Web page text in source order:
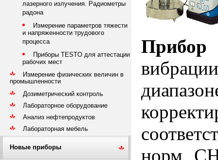
лазерного излучения. Радиометры
радона
Измерение параметров тяжести
и напряженности трудового
процесса
Приборы TESTO для аттестации
рабочих мест
Измерение физических величин в
промышленности
Дозиметрический контроль
Лабораторное оборудование
Анализ нефтепродуктов
Лабораторная мебель
Новые приборы
Прибор
норм